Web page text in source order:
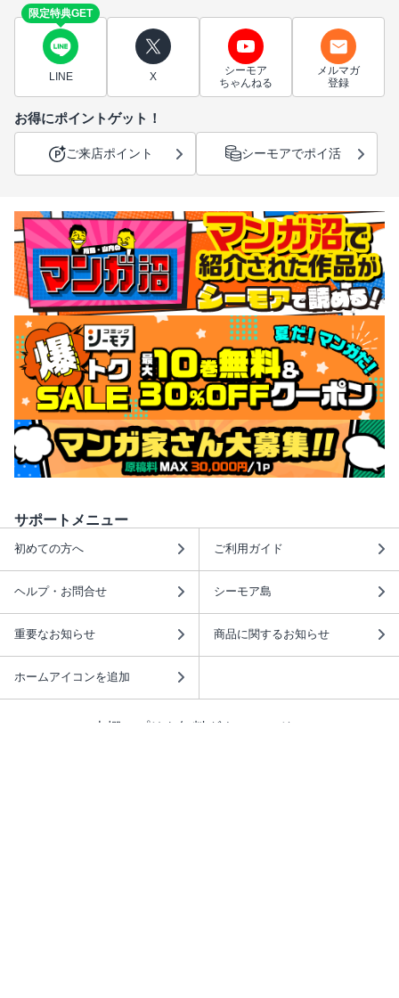
限定特典GET
LINE X
シーモア
ちゃんねる
メルマガ
登録
お得にポイントゲット！
ご来店ポイント シーモアでポイ活
サポートメニュー
初めての方へ ご利用ガイド
ヘルプ・お問合せ シーモア島
重要なお知らせ 商品に関するお知らせ
ホームアイコンを追加
本棚アプリを無料ダウンロード！